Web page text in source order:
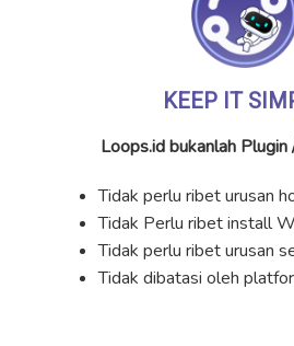
KEEP IT
Loops.id bukanlah
Tidak perlu ribet urusan
Tidak Perlu ribet install
Tidak perlu ribet urusan
Tidak dibatasi oleh